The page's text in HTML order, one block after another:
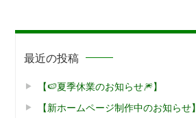
最近の投稿
【🍉夏季休業のお知らせ🎆】
【新ホームページ制作中のお知らせ】